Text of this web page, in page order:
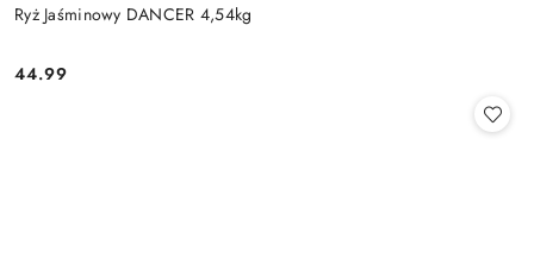
Ryż Jaśminowy DANCER 4,54kg
Cena:
44.99